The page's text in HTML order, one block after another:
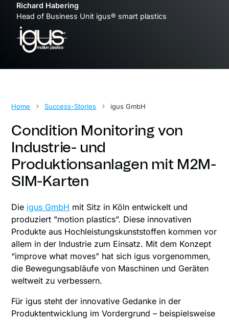
Richard Habering
Head of Business Unit igus® smart plastics
Home Success-Stories igus GmbH
Condition Monitoring von
Industrie- und
Produktionsanlagen mit M2M-
SIM-Karten
Die igus GmbH mit Sitz in Köln entwickelt und
produziert "motion plastics”. Diese innovativen
Produkte aus Hochleistungskunststoffen kommen vor
allem in der Industrie zum Einsatz. Mit dem Konzept
“improve what moves” hat sich igus vorgenommen,
die Bewegungsabläufe von Maschinen und Geräten
weltweit zu verbessern.
Für igus steht der innovative Gedanke in der
Produktentwicklung im Vordergrund – beispielsweise